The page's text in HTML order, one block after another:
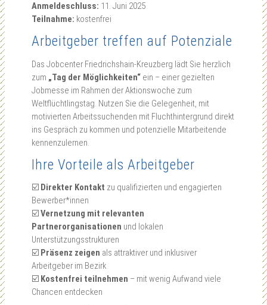
Anmeldeschluss: 11. Juni 2025
Teilnahme: kostenfrei
Arbeitgeber treffen auf Potenziale
Das Jobcenter Friedrichshain-Kreuzberg lädt Sie herzlich
zum „Tag der Möglichkeiten“ein – einer gezielten
Jobmesse im Rahmen der Aktionswoche zum
Weltflüchtlingstag. Nutzen Sie die Gelegenheit, mit
motivierten Arbeitssuchenden mit Fluchthintergrund direkt
ins Gespräch zu kommen und potenzielle Mitarbeitende
kennenzulernen.
Ihre Vorteile als Arbeitgeber
☑️ Direkter Kontakt zu qualifizierten und engagierten
Bewerber*innen
☑️ Vernetzung mit relevanten
Partnerorganisationen und lokalen
Unterstützungsstrukturen
☑️ Präsenz zeigen als attraktiver und inklusiver
Arbeitgeber im Bezirk
☑️ Kostenfrei teilnehmen – mit wenig Aufwand viele
Chancen entdecken